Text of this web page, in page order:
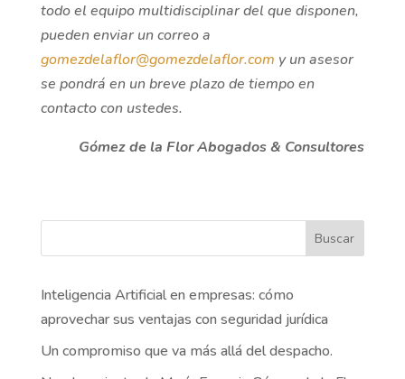
todo el equipo multidisciplinar del que disponen,
pueden enviar un correo a
gomezdelaflor@gomezdelaflor.com y un asesor
se pondrá en un breve plazo de tiempo en
contacto con ustedes.
Gómez de la Flor Abogados & Consultores
Buscar
Inteligencia Artificial en empresas: cómo
aprovechar sus ventajas con seguridad jurídica
Un compromiso que va más allá del despacho.